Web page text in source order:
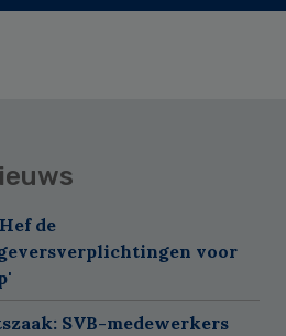
de
voor
SVB-medewerkers